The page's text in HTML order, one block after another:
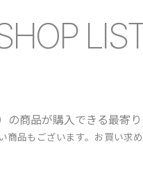
商品が購入できる最寄り
品もございます。お買い求